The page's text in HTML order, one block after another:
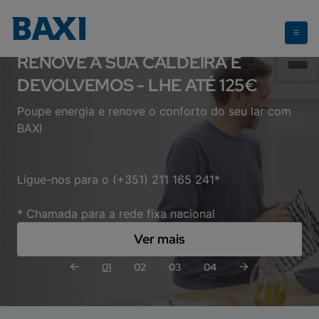
Plano renove BAXI
RENOVE A SUA CALDEIRA E
DEVOLVEMOS - LHE ATÉ 125€
Poupe energia e renove o conforto do seu lar com
BAXI
Ligue-nos para o (+351) 211 165 241*
* Chamada para a rede fixa nacional
Ver mais
01 02 03 04